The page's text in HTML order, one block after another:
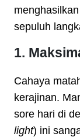
sepuluh
1.
Cahaya
kerajinan.
sore hari di
light) ini